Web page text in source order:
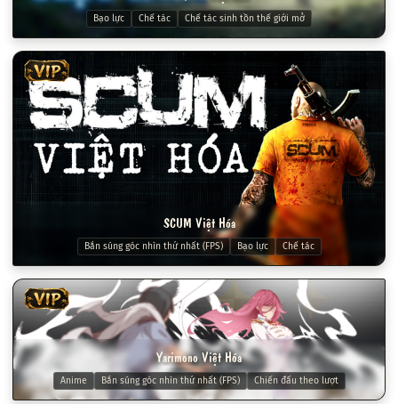
Bạo lực Chế tác Chế tác sinh tồn thế giới mở
VIP
SCUM Việt Hóa
Bắn súng góc nhìn thứ nhất (FPS) Bạo lực Chế tác
VIP
Yarimono Việt Hóa
Anime Bắn súng góc nhìn thứ nhất (FPS) Chiến đấu theo lượt